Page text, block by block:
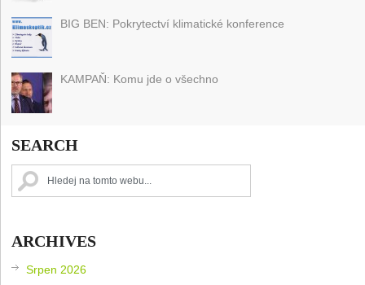
BIG BEN: Pokrytectví klimatické konference
KAMPAŇ: Komu jde o všechno
SEARCH
ARCHIVES
Srpen 2026